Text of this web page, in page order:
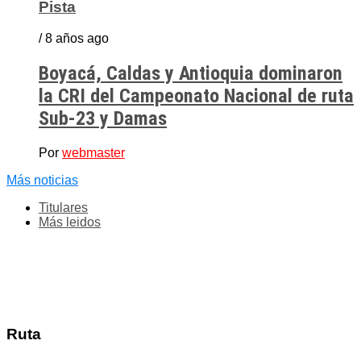
Pista
/ 8 años ago
Boyacá, Caldas y Antioquia dominaron
la CRI del Campeonato Nacional de ruta
Sub-23 y Damas
Por webmaster
Más noticias
Titulares
Más leidos
Ruta